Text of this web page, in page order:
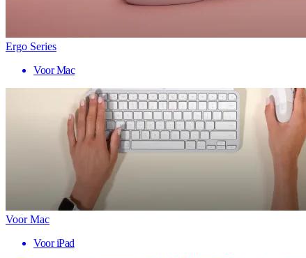
Ergo Series
Voor Mac
Voor Mac
Voor iPad